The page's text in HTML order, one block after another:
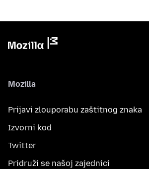
Mozilla
Prijavi zlouporabu zaštitnog znaka
Izvorni kod
Twitter
Pridruži se našoj zajednici